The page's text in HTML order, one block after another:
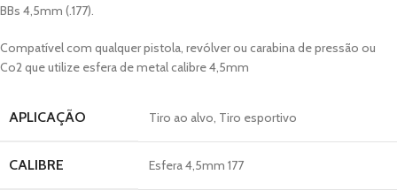
BBs 4,5mm (.177).
Compatível com qualquer pistola, revólver ou carabina de pressão ou
Co2 que utilize esfera de metal calibre 4,5mm
APLICAÇÃO Tiro ao alvo, Tiro esportivo
CALIBRE Esfera 4,5mm 177